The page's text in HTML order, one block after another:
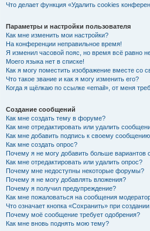
Что делает функция «Удалить cookies
Параметры и настройки пользователя
Как мне изменить мои настройки?
На конференции неправильное время!
Я изменил часовой пояс, но время всё равно
Моего языка нет в списке!
Как я могу поместить изображение вместе со
Что такое звание и как я могу изменить его?
Когда я щёлкаю по ссылке «email», от меня
Создание сообщений
Как мне создать тему в форуме?
Как мне отредактировать или удалить
Как мне добавить подпись к своему
Как мне создать опрос?
Почему я не могу добавить больше вариантов
Как мне отредактировать или удалить опрос?
Почему мне недоступны некоторые форумы?
Почему я не могу добавлять вложения?
Почему я получил предупреждение?
Как мне пожаловаться на сообщения
Что означает кнопка «Сохранить» при
Почему моё сообщение требует одобрения?
Как мне вновь поднять мою тему?